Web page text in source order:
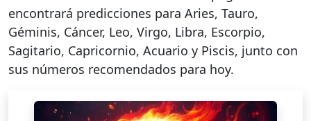
encontrará predicciones para Aries, Tauro,
Géminis, Cáncer, Leo, Virgo, Libra, Escorpio,
Sagitario, Capricornio, Acuario y Piscis, junto con
sus números recomendados para hoy.